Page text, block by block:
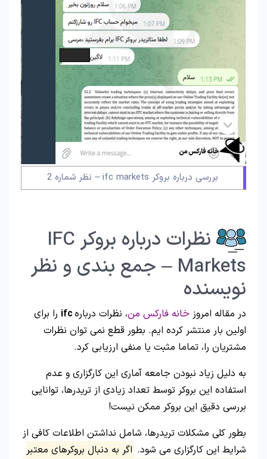
بررسی درباره بروکر ifc markets – نظر شماره 2
نظرات درباره بروکر IFC
Markets – جمع بندی و نظر
نویسنده
در مقاله امروز خانه فارکس من، نظرات درباره
را برای
اولین بار منتشر کرده ایم. بطور قطع نمی توان نظرات
مشتریان را، تماما مثبت یا منفی ارزیابی کرد.
به دلیل زیاد نبودن جامعه آماری این کارگزاری و عدم
استفاده این بروکر توسط تعداد زیادی از تریدرها، توانایی
بررسی دقیق این بروکر ممکن نیست!
بطور کلی مشکلات تریدرها، شامل نداشتن اطلاعات کافی از
شرایط این کارگزاری می شود. اگر به دنبال بروکرهای معتبر